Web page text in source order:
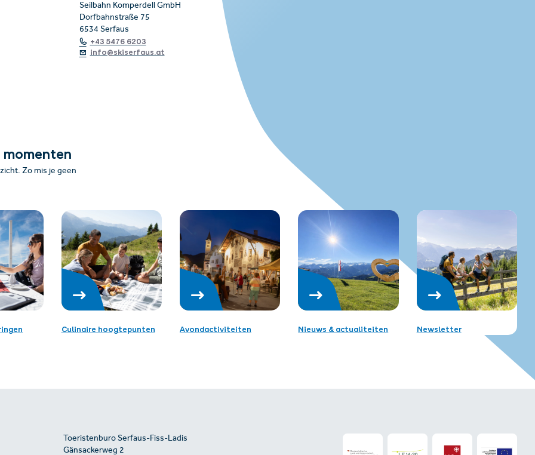
Seilbahn Komperdell GmbH
Dorfbahnstraße 75
6534 Serfaus
+43 5476 6203
info@skiserfaus.at
momenten
Zo mis je geen
Culinaire hoogtepunten Avondactiviteiten Nieuws & actualiteiten Newsletter
Toeristenburo Serfaus-Fiss-Ladis
Gänsackerweg 2